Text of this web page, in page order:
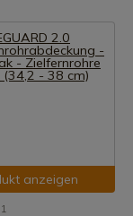
anzeigen